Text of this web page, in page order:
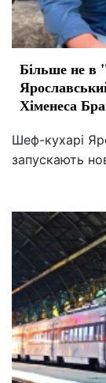
Більше не
Хіменеса
Шеф-кухарі
запускають